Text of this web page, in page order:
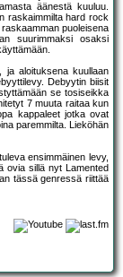
äänestä kuuluu.
raskaimmilta hard rock
puoleisena
suurimmaksi osaksi
ja aloituksena kuullaan
Debyytin biisit
se tosiseikka
7 muuta raitaa kun
kappaleet jotka ovat
paremmilta. Lieköhän
ensimmäinen levy,
ovia sillä nyt Lamented
tässä genressä riittää